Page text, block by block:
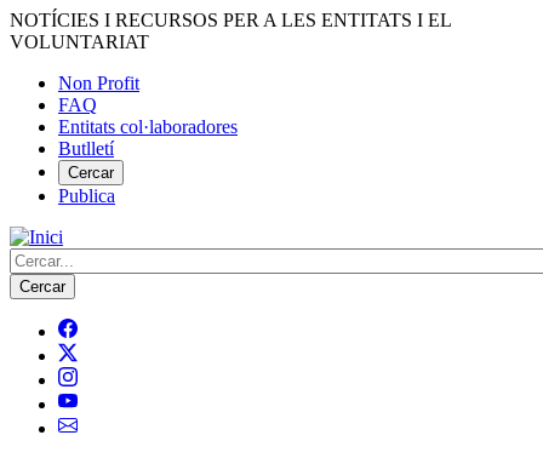
Vés
al
NOTÍCIES I RECURSOS PER A LES ENTITATS I EL
VOLUNTARIAT
Menú
del
compte
d'usuari
Non Profit
FAQ
Entitats col·laboradores
Butlletí
Cercar
Publica
Cerca